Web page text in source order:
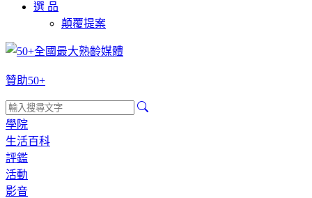
選 品
顛覆提案
贊助50+
學院
生活百科
評鑑
活動
影音